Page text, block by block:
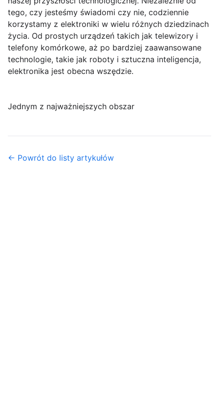
tego, czy jesteśmy świadomi czy nie, codziennie
korzystamy z elektroniki w wielu różnych dziedzinach
życia. Od prostych urządzeń takich jak telewizory i
telefony komórkowe, aż po bardziej zaawansowane
technologie, takie jak roboty i sztuczna inteligencja,
elektronika jest obecna wszędzie.
Jednym z najważniejszych obszar
← Powrót do listy artykułów